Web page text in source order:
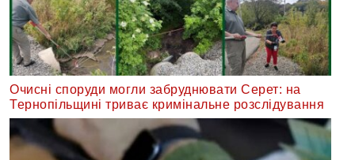
Очисні споруди могли забруднювати Серет: на
Тернопільщині триває кримінальне розслідування